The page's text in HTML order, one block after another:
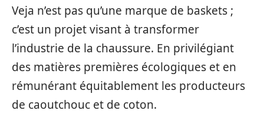
Veja n’est pas qu’une marque de baskets ;
c’est un projet visant à transformer
l’industrie de la chaussure. En privilégiant
des matières premières écologiques et en
rémunérant équitablement les producteurs
de caoutchouc et de coton.